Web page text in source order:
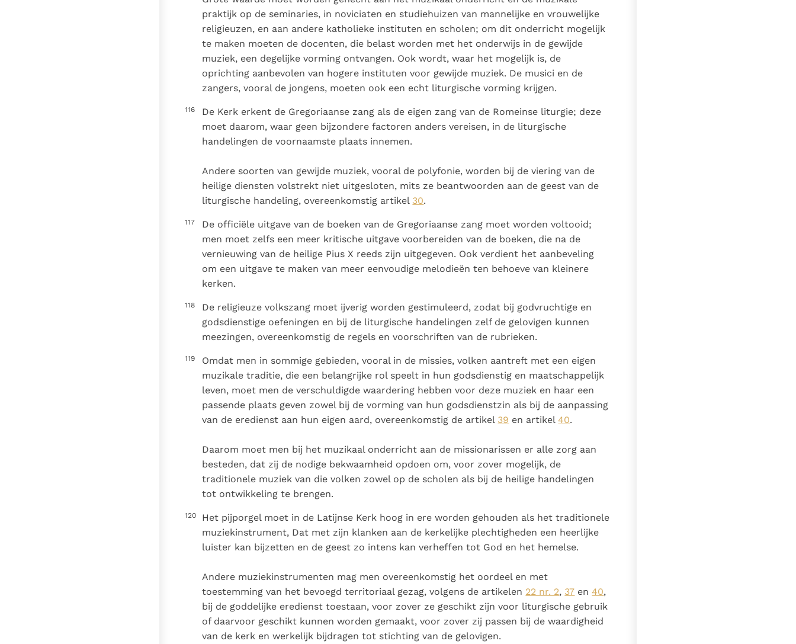
praktijk op de seminaries, in noviciaten en studiehuizen van mannelijke en vrouwelijke
religieuzen, en aan andere katholieke instituten en scholen; om dit onderricht mogelijk
te maken moeten de docenten, die belast worden met het onderwijs in de gewijde
muziek, een degelijke vorming ontvangen. Ook wordt, waar het mogelijk is, de
oprichting aanbevolen van hogere instituten voor gewijde muziek. De musici en de
zangers, vooral de jongens, moeten ook een echt liturgische vorming krijgen.
116
De Kerk erkent de Gregoriaanse zang als de eigen zang van de Romeinse liturgie; deze
moet daarom, waar geen bijzondere factoren anders vereisen, in de liturgische
handelingen de voornaamste plaats innemen.
Andere soorten van gewijde muziek, vooral de polyfonie, worden bij de viering van de
heilige diensten volstrekt niet uitgesloten, mits ze beantwoorden aan de geest van de
liturgische handeling, overeenkomstig artikel 30.
117
De officiële uitgave van de boeken van de Gregoriaanse zang moet worden voltooid;
men moet zelfs een meer kritische uitgave voorbereiden van de boeken, die na de
vernieuwing van de heilige Pius X reeds zijn uitgegeven. Ook verdient het aanbeveling
om een uitgave te maken van meer eenvoudige melodieën ten behoeve van kleinere
kerken.
118
De religieuze volkszang moet ijverig worden gestimuleerd, zodat bij godvruchtige en
godsdienstige oefeningen en bij de liturgische handelingen zelf de gelovigen kunnen
meezingen, overeenkomstig de regels en voorschriften van de rubrieken.
119
Omdat men in sommige gebieden, vooral in de missies, volken aantreft met een eigen
muzikale traditie, die een belangrijke rol speelt in hun godsdienstig en maatschappelijk
leven, moet men de verschuldigde waardering hebben voor deze muziek en haar een
passende plaats geven zowel bij de vorming van hun godsdienstzin als bij de aanpassing
van de eredienst aan hun eigen aard, overeenkomstig de artikel 39 en artikel40.
Daarom moet men bij het muzikaal onderricht aan de missionarissen er alle zorg aan
besteden, dat zij de nodige bekwaamheid opdoen om, voor zover mogelijk, de
traditionele muziek van die volken zowel op de scholen als bij de heilige handelingen
tot ontwikkeling te brengen.
120
Het pijporgel moet in de Latijnse Kerk hoog in ere worden gehouden als het traditionele
muziekinstrument, Dat met zijn klanken aan de kerkelijke plechtigheden een heerlijke
luister kan bijzetten en de geest zo intens kan verheffen tot God en het hemelse.
Andere muziekinstrumenten mag men overeenkomstig het oordeel en met
toestemming van het bevoegd territoriaal gezag, volgens de artikelen 22 nr. 2, 37 en40,
bij de goddelijke eredienst toestaan, voor zover ze geschikt zijn voor liturgische gebruik
of daarvoor geschikt kunnen worden gemaakt, voor zover zij passen bij de waardigheid
van de kerk en werkelijk bijdragen tot stichting van de gelovigen.